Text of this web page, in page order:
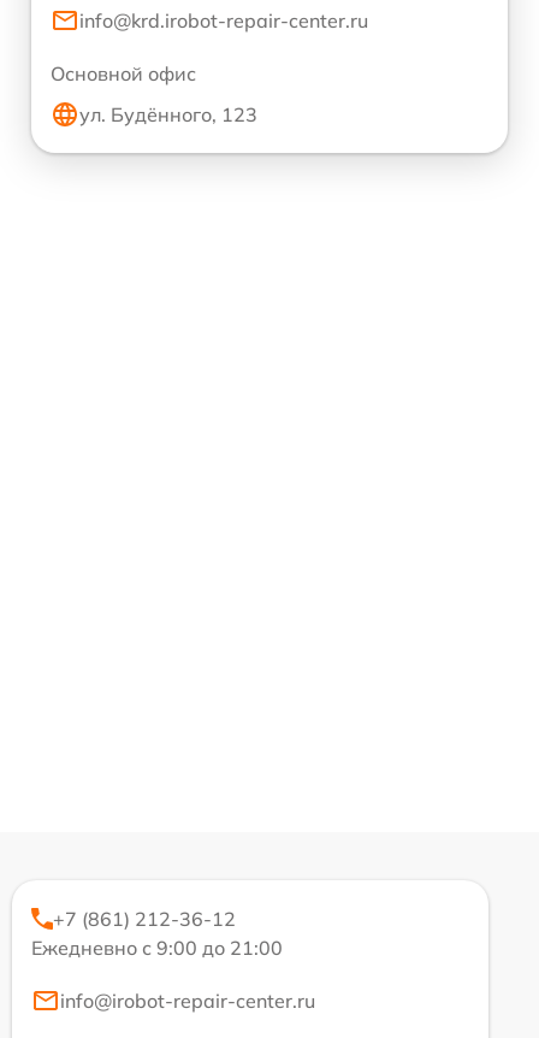
info@krd.irobot-repair-center.ru
Основной офис
ул. Будённого, 123
+7 (861) 212-36-12
Ежедневно с 9:00 до 21:00
info@irobot-repair-center.ru